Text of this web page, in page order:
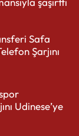
Safa
Şarjını
Udinese’ye